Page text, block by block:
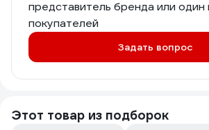
представитель бренда или один
покупателей
Задать вопрос
Этот товар из подборок